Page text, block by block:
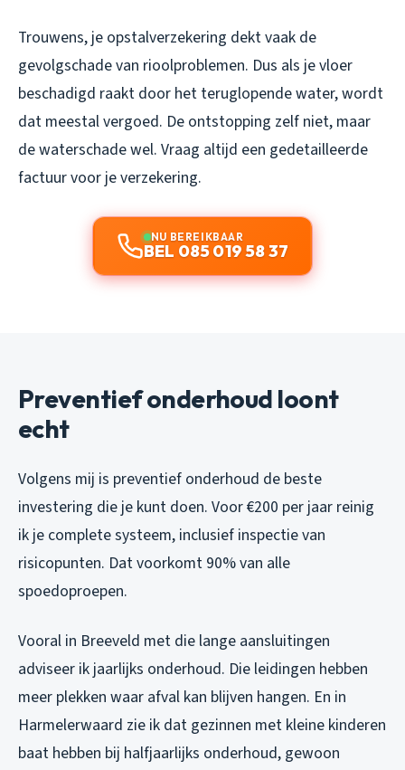
Trouwens, je opstalverzekering dekt vaak de
gevolgschade van rioolproblemen. Dus als je vloer
beschadigd raakt door het teruglopende water, wordt
dat meestal vergoed. De ontstopping zelf niet, maar
de waterschade wel. Vraag altijd een gedetailleerde
factuur voor je verzekering.
NU BEREIKBAAR
BEL 085 019 58 37
Preventief onderhoud loont
echt
Volgens mij is preventief onderhoud de beste
investering die je kunt doen. Voor €200 per jaar reinig
ik je complete systeem, inclusief inspectie van
risicopunten. Dat voorkomt 90% van alle
spoedoproepen.
Vooral in Breeveld met die lange aansluitingen
adviseer ik jaarlijks onderhoud. Die leidingen hebben
meer plekken waar afval kan blijven hangen. En in
Harmelerwaard zie ik dat gezinnen met kleine kinderen
baat hebben bij halfjaarlijks onderhoud, gewoon